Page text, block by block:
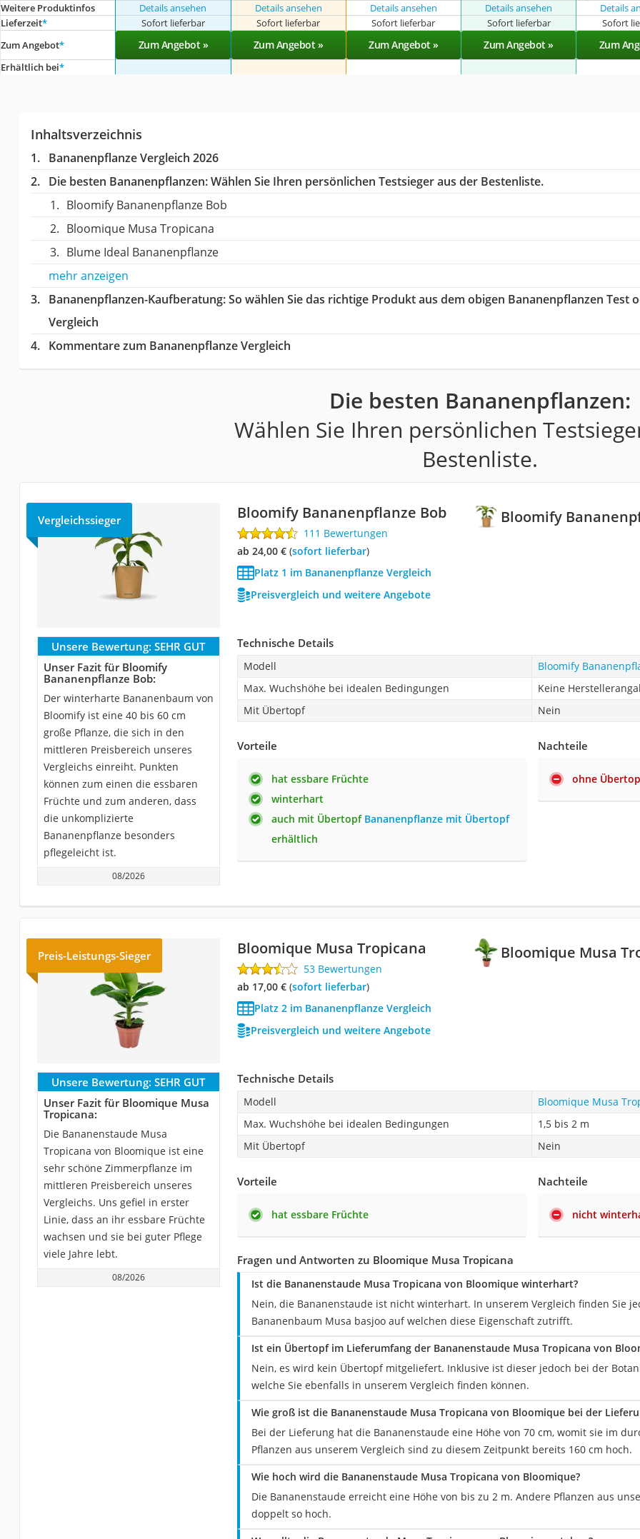
Weitere Produktinfos Details ansehen Details ansehen Details ansehen Details ansehen Details
Lieferzeit* Sofort lieferbar Sofort lieferbar Sofort lieferbar Sofort lieferbar Sofort
Zum Angebot* Zum Angebot » Zum Angebot » Zum Angebot » Zum Angebot » Zum
Erhältlich bei*
Inhaltsverzeichnis
Bananenpflanze Vergleich 2026
Die besten Bananenpflanzen:Wählen Sie Ihren persönlichen Testsieger aus der Bestenliste.
Bloomify Bananenpflanze Bob
Bloomique Musa Tropicana
Blume Ideal Bananenpflanze
mehr anzeigen
Bananenpflanzen-Kaufberatung: So wählen Sie das richtige Produkt aus dem obigen Bananenpflanzen Test
Vergleich
Kommentare zum Bananenpflanze Vergleich
Die besten Bananenpflanzen:
Wählen Sie Ihren persönlichen
Bestenliste.
Bloomify
Vergleichssieger Bloomify Bananenpflanze Bob
111 Bewertungen
ab 24,00 €( Sofort lieferbar)
Platz 1 im Bananenpflanze Vergleich
Preisvergleich und weitere Angebote
Unsere Bewertung: SEHR GUT
Unser Fazit für Bloomify
Bananenpflanze Bob:
Der winterharte Bananenbaum von
Bloomify ist eine 40 bis 60 cm
große Pflanze, die sich in den
mittleren Preisbereich unseres
Vergleichs einreiht. Punkten
können zum einen die essbaren
Früchte und zum anderen, dass
die unkomplizierte
Bananenpflanze besonders
pflegeleicht ist.
08/2026
Technische Details
Modell
Bloomify
Max. Wuchshöhe bei idealen Bedingungen
Keine
Mit Übertopf
Nein
Vorteile
hat essbare Früchte
winterhart
auch mit Übertopf Bananenpflanze mit Übertopf
erhältlich
Nachteile
ohne
Bloomique Musa
Preis-Leistungs-Sieger Bloomique Musa Tropicana
53 Bewertungen
ab 17,00 €( Sofort lieferbar)
Platz 2 im Bananenpflanze Vergleich
Preisvergleich und weitere Angebote
Unsere Bewertung: SEHR GUT
Unser Fazit für Bloomique Musa
Tropicana:
Die Bananenstaude Musa
Tropicana von Bloomique ist eine
sehr schöne Zimmerpflanze im
mittleren Preisbereich unseres
Vergleichs. Uns gefiel in erster
Linie, dass an ihr essbare Früchte
wachsen und sie bei guter Pflege
viele Jahre lebt.
08/2026
Technische Details
Modell
Bloomique Musa
Max. Wuchshöhe bei idealen Bedingungen
1,5 bis 2 m
Mit Übertopf
Nein
Vorteile
hat essbare Früchte
Nachteile
nicht
Fragen und Antworten zu Bloomique Musa Tropicana
Ist die Bananenstaude Musa Tropicana von Bloomique winterhart?
Nein, die Bananenstaude ist nicht winterhart. In unserem Vergleich finden Sie
Bananenbaum Musa basjoo auf welchen diese Eigenschaft zutrifft.
Ist ein Übertopf im Lieferumfang der Bananenstaude Musa Tropicana von
Nein, es wird kein Übertopf mitgeliefert. Inklusive ist dieser jedoch bei der
welche Sie ebenfalls in unserem Vergleich finden können.
Wie groß ist die Bananenstaude Musa Tropicana von Bloomique bei der
Bei der Lieferung hat die Bananenstaude eine Höhe von 70 cm, womit sie im
Pflanzen aus unserem Vergleich sind zu diesem Zeitpunkt bereits 160 cm hoch.
Wie hoch wird die Bananenstaude Musa Tropicana von Bloomique?
Die Bananenstaude erreicht eine Höhe von bis zu 2 m. Andere Pflanzen aus
doppelt so hoch.